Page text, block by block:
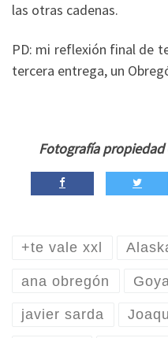
las otras cadenas.
PD: mi reflexión final de
tercera entrega, un
Fotografía propiedad
+te vale xxl
ana obregón Goya
javier sarda